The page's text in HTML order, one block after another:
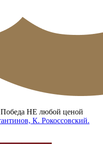
Победа НЕ любой ценой
К. Рокоссовский.